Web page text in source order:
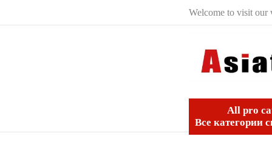
Welcome to visit our
All pro
Все категории